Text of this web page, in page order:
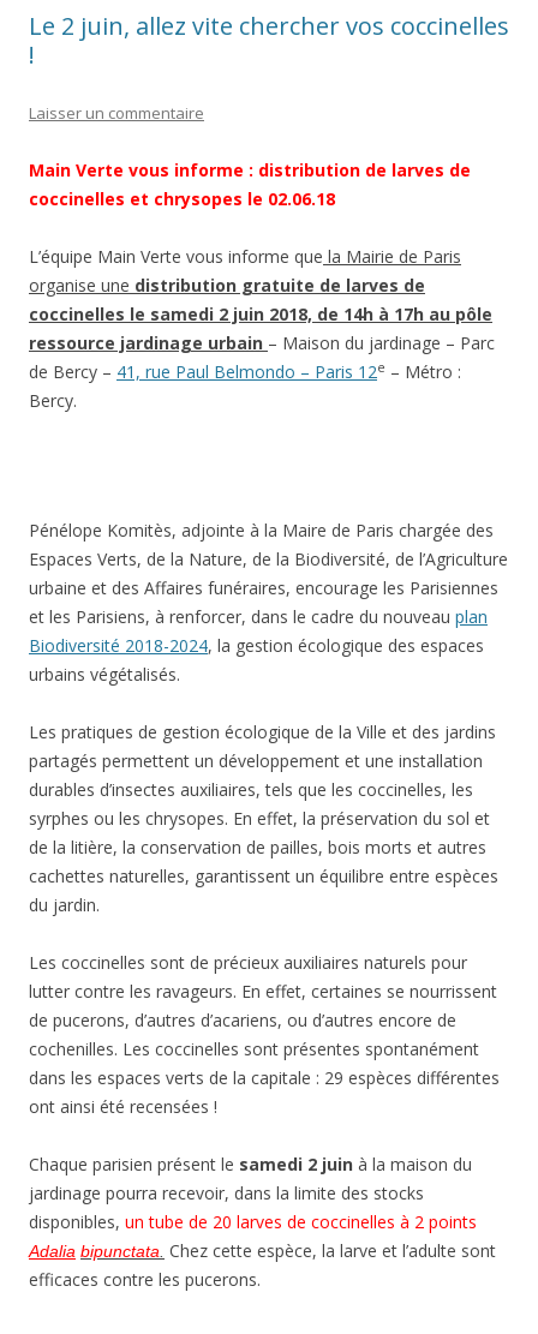
Le 2 juin, allez vite chercher vos coccinelles
!
Laisser un commentaire
Main Verte vous informe : distribution de larves de
coccinelles et chrysopes le 02.06.18
L’équipe Main Verte vous informe que la Mairie de Paris
organise une distribution gratuite de larves de
coccinelles le samedi 2 juin 2018, de 14h à 17h au pôle
ressource jardinage urbain – Maison du jardinage – Parc
de Bercy – 41, rue Paul Belmondo – Paris 12e – Métro :
Bercy.
Pénélope Komitès, adjointe à la Maire de Paris chargée des
Espaces Verts, de la Nature, de la Biodiversité, de l’Agriculture
urbaine et des Affaires funéraires, encourage les Parisiennes
et les Parisiens, à renforcer, dans le cadre du nouveau plan
Biodiversité 2018-2024, la gestion écologique des espaces
urbains végétalisés.
Les pratiques de gestion écologique de la Ville et des jardins
partagés permettent un développement et une installation
durables d’insectes auxiliaires, tels que les coccinelles, les
syrphes ou les chrysopes. En effet, la préservation du sol et
de la litière, la conservation de pailles, bois morts et autres
cachettes naturelles, garantissent un équilibre entre espèces
du jardin.
Les coccinelles sont de précieux auxiliaires naturels pour
lutter contre les ravageurs. En effet, certaines se nourrissent
de pucerons, d’autres d’acariens, ou d’autres encore de
cochenilles. Les coccinelles sont présentes spontanément
dans les espaces verts de la capitale : 29 espèces différentes
ont ainsi été recensées !
Chaque parisien présent le samedi 2 juin à la maison du
jardinage pourra recevoir, dans la limite des stocks
disponibles, un tube de 20 larves de coccinelles à 2 points
Adalia bipunctata Chez cette espèce, la larve et l’adulte sont
efficaces contre les pucerons.